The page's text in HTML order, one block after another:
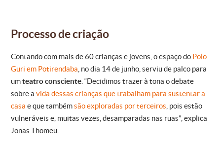
Processo de criação
Contando com mais de 60 crianças e jovens, o espaço do Polo
Guri em Potirendaba , no dia 14 de junho, serviu de palco para
umteatro consciente . “Decidimos trazer à tona o debate
sobre a vida dessas crianças que trabalham para sustentar a
casa e que tambémsão exploradas por terceiros , pois estão
vulneráveis e, muitas vezes, desamparadas nas ruas”, explica
Jonas Thomeu.